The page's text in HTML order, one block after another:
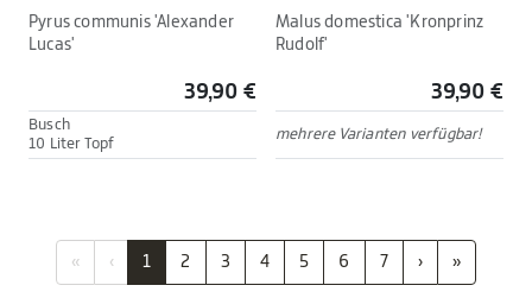
Pyrus communis 'Alexander
Lucas'
39,90 €
Busch
10 Liter Topf
Malus domestica 'Kronprinz
Rudolf'
39,90 €
mehrere Varianten verfügbar!
« ‹ 1 2 3 4 5 6 7 › »